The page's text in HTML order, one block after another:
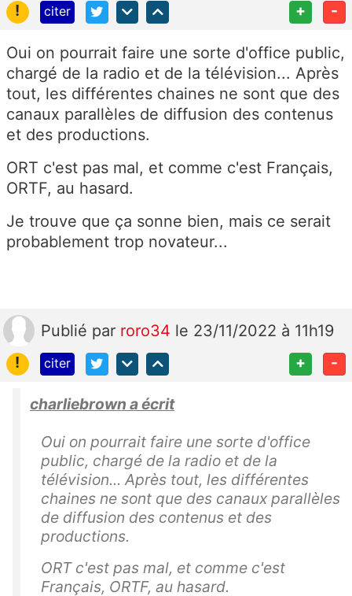
!
citer + -
Oui on pourrait faire une sorte d'office public,
chargé de la radio et de la télévision... Après
tout, les différentes chaines ne sont que des
canaux parallèles de diffusion des contenus
et des productions.
ORT c'est pas mal, et comme c'est Français,
ORTF, au hasard.
Je trouve que ça sonne bien, mais ce serait
probablement trop novateur...
Publié par roro34 le 23/11/2022 à 11h19
!
citer + -
charliebrown a écrit
Oui on pourrait faire une sorte d'office
public, chargé de la radio et de la
télévision... Après tout, les différentes
chaines ne sont que des canaux parallèles
de diffusion des contenus et des
productions.
ORT c'est pas mal, et comme c'est
Français, ORTF, au hasard.